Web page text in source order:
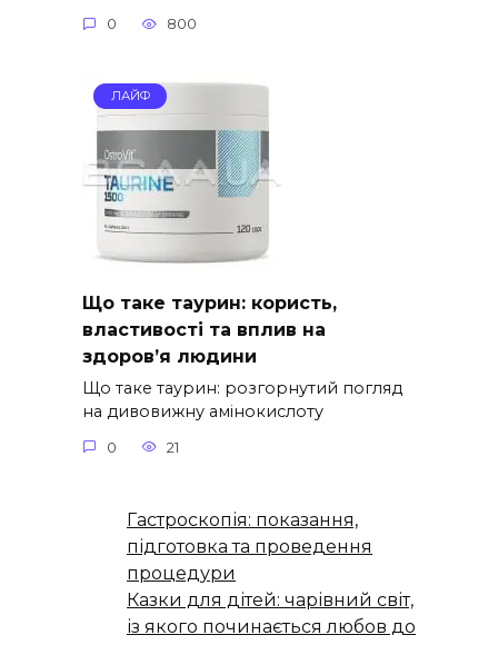
0 800
ЛАЙФ
Що таке таурин: користь,
властивості та вплив на
здоров’я людини
Що таке таурин: розгорнутий погляд
на дивовижну амінокислоту
0 21
Гастроскопія: показання,
підготовка та проведення
процедури
Казки для дітей: чарівний світ,
із якого починається любов до